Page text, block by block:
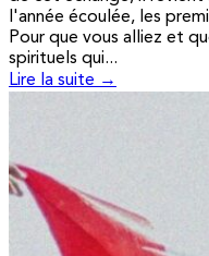
l'année écoulée, les
Pour que vous alliez et
spirituels qui...
Lire la suite →